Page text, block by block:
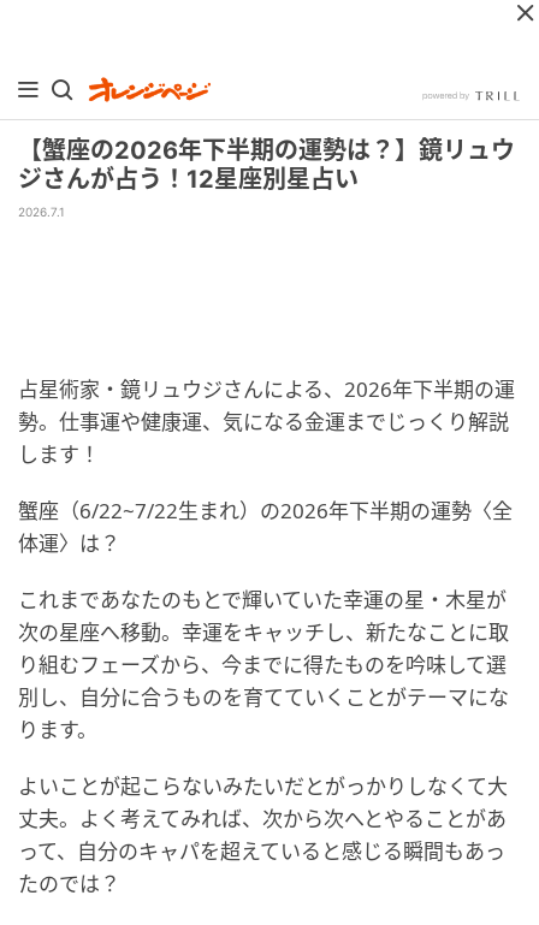
【蟹座の2026年下半期の運勢は？】鏡リュウ
ジさんが占う！12星座別星占い
2026.7.1
占星術家・鏡リュウジさんによる、2026年下半期の運
勢。仕事運や健康運、気になる金運までじっくり解説
します！
蟹座（6/22~7/22生まれ）の2026年下半期の運勢〈全
体運〉は？
これまであなたのもとで輝いていた幸運の星・木星が
次の星座へ移動。幸運をキャッチし、新たなことに取
り組むフェーズから、今までに得たものを吟味して選
別し、自分に合うものを育てていくことがテーマにな
ります。
よいことが起こらないみたいだとがっかりしなくて大
丈夫。よく考えてみれば、次から次へとやることがあ
って、自分のキャパを超えていると感じる瞬間もあっ
たのでは？